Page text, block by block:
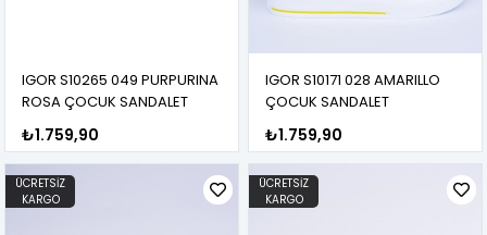
IGOR S10265 049 PURPURINA
ROSA ÇOCUK SANDALET
₺1.759,90
IGOR S10171 028 AMARILLO
ÇOCUK SANDALET
₺1.759,90
ÜCRETSIZ
KARGO
ÜCRETSIZ
KARGO